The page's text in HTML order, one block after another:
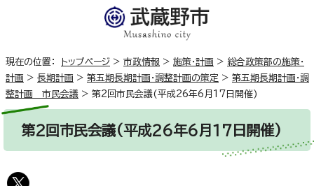
現在の位置： トップページ > 市政情報 > 施策・計画 > 総合政策部の施策・
計画 > 長期計画 > 第五期長期計画・調整計画の策定 > 第五期長期計画・調
整計画 市民会議 > 第2回市民会議(平成26年6月17日開催)
第2回市民会議(平成26年6月17日開催)